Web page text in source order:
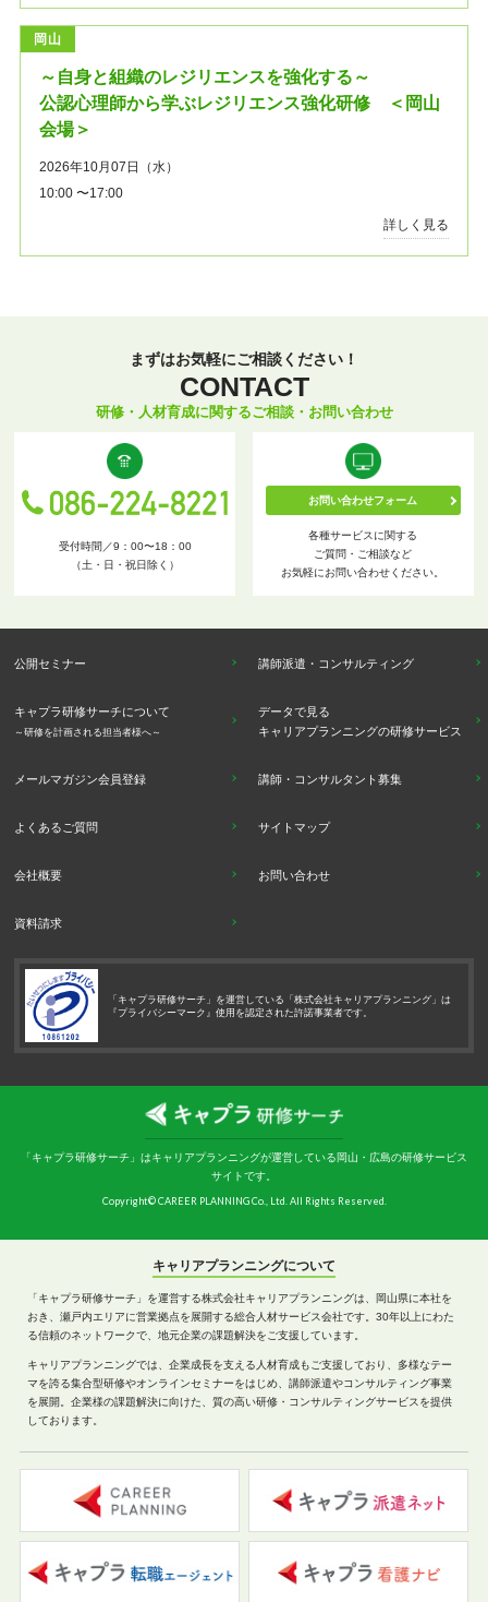
岡山
～自身と組織のレジリエンスを強化する～
公認心理師から学ぶレジリエンス強化研修 ＜岡山
会場＞
2026年10月07日（水）
10:00 〜17:00
詳しく見る
まずはお気軽にご相談ください！
CONTACT
研修・人材育成に関するご相談・お問い合わせ
受付時間／9：00〜18：00
（土・日・祝日除く）
お問い合わせフォーム
各種サービスに関する
ご質問・ご相談など
お気軽にお問い合わせください。
公開セミナー 講師派遣・コンサルティング
キャプラ研修サーチについて
～研修を計画される担当者様へ～
データで見る
キャリアプランニングの研修サービス
メールマガジン会員登録 講師・コンサルタント募集
よくあるご質問 サイトマップ
会社概要 お問い合わせ
資料請求
「キャプラ研修サーチ」を運営している「株式会社キャリアプランニング」は
『プライバシーマーク』使用を認定された許諾事業者です。
「キャプラ研修サーチ」はキャリアプランニングが運営している岡山・広島の研修サービス
サイトです。
Copyright© CAREER PLANNING Co., Ltd. All Rights Reserved.
キャリアプランニングについて
「キャプラ研修サーチ」を運営する株式会社キャリアプランニングは、岡山県に本社を
おき、瀬戸内エリアに営業拠点を展開する総合人材サービス会社です。30年以上にわた
る信頼のネットワークで、地元企業の課題解決をご支援しています。
キャリアプランニングでは、企業成長を支える人材育成もご支援しており、多様なテー
マを誇る集合型研修やオンラインセミナーをはじめ、講師派遣やコンサルティング事業
を展開。企業様の課題解決に向けた、質の高い研修・コンサルティングサービスを提供
しております。